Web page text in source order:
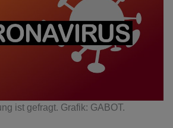
ist gefragt. Grafik: GABOT.